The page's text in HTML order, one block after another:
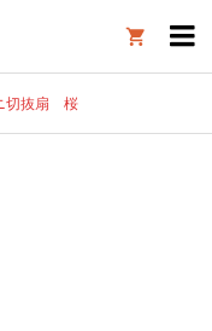

切抜扇 桜